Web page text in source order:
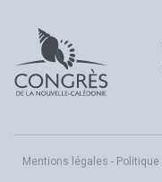
Mentions légales -